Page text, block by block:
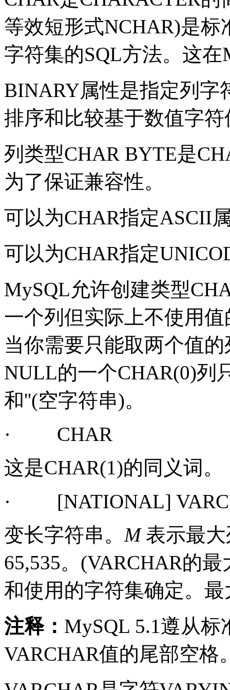
等效短形式NCHAR)是标
字符集的SQL方法。这在
BINARY属性是指定列字
排序和比较基于数值字符
列类型CHAR BYTE是
为了保证兼容性。
可以为CHAR指定ASCII
可以为CHAR指定
MySQL允许创建类型
一个列但实际上不使用
当你需要只能取两个值
NULL的一个CHAR(0)列
和''(空字符串)。
·
CHAR
这是CHAR(1)的同义词。
·
[NATIONAL]
变长字符串。 M 表示最
65,535。 (VARCHAR的最
和使用的字符集确定。最
注释： MySQL 5.1遵从标
VARCHAR值的尾部空格